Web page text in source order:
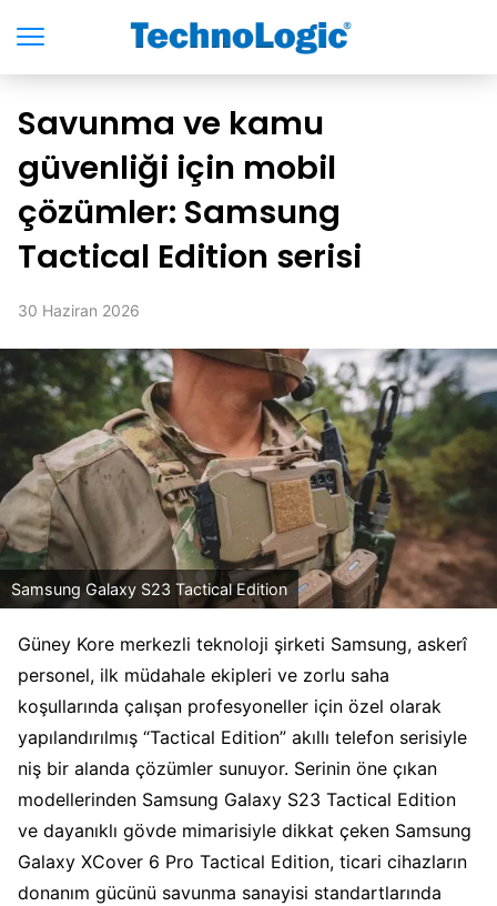
Savunma ve kamu
güvenliği için mobil
çözümler: Samsung
Tactical Edition serisi
30 Haziran 2026
Samsung Galaxy S23 Tactical Edition
Güney Kore merkezli teknoloji şirketi Samsung, askerî
personel, ilk müdahale ekipleri ve zorlu saha
koşullarında çalışan profesyoneller için özel olarak
yapılandırılmış “Tactical Edition” akıllı telefon serisiyle
niş bir alanda çözümler sunuyor. Serinin öne çıkan
modellerinden Samsung Galaxy S23 Tactical Edition
ve dayanıklı gövde mimarisiyle dikkat çeken Samsung
Galaxy XCover 6 Pro Tactical Edition, ticari cihazların
donanım gücünü savunma sanayisi standartlarında